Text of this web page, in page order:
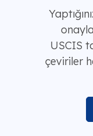
USCIS
çeviriler